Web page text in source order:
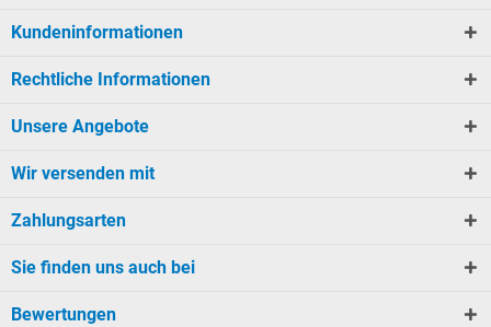
Kundeninformationen
Rechtliche Informationen
Unsere Angebote
Wir versenden mit
Zahlungsarten
Sie finden uns auch bei
Bewertungen